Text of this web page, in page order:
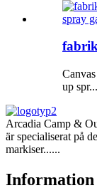
up spr...
Arcadia Camp &
är specialiserat på
markiser......
Information